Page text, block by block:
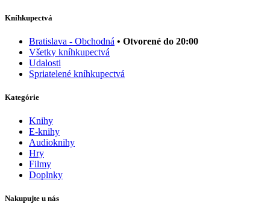
Kníhkupectvá
Bratislava - Obchodná • Otvorené do 20:00
Všetky kníhkupectvá
Udalosti
Spriatelené kníhkupectvá
Kategórie
Knihy
E-knihy
Audioknihy
Hry
Filmy
Doplnky
Nakupujte u nás